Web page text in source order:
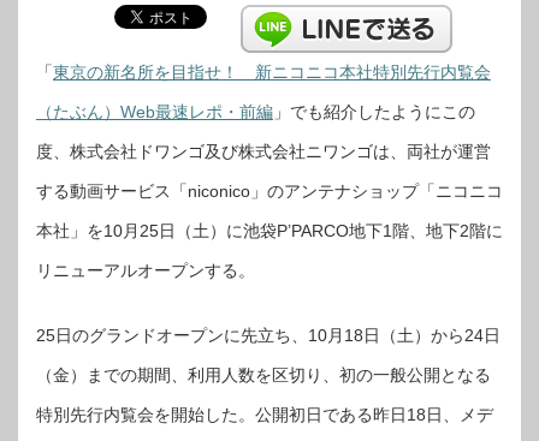
中
は
う
な
て
新
ニ
ニ
コ
社
覧
会
ポ
ー
中
編
「東京の新名所を目指せ！ 新ニコニコ本社特別先行内覧会
（たぶん）Web最速レポ・前編 」でも紹介したようにこの
度、株式会社ドワンゴ及び株式会社ニワンゴは、両社が運営
する動画サービス「niconico」のアンテナショップ「ニコニコ
本社」を10月25日（土）に池袋P’PARCO地下1階、地下2階に
リニューアルオープンする。
25日のグランドオープンに先立ち、10月18日（土）から24日
（金）までの期間、利用人数を区切り、初の一般公開となる
特別先行内覧会を開始した。公開初日である昨日18日、メデ